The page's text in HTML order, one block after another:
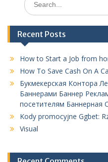
for:
Recent Posts
How to Start a Job from
How To Save Cash On A
Букмекерская Контора
Баннерами Баннер
посетителям Баннерная
Kody promocyjne Ggbet:
Visual